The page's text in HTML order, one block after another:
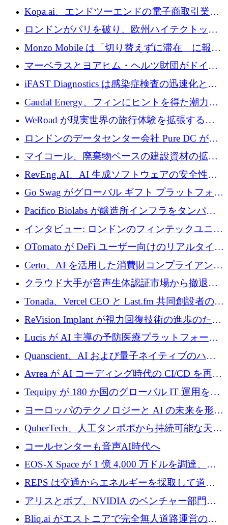
トラクチャ システムの拡張に 5,000 万ドルを
確保
Kopa.ai、エンドツーエンドの電子商取引業務
用の AI エージェントを構築するために 200
万ユーロを調達
ロンドンがパリを破り、欧州ハイテクトップ
の座を奪還
Monzo Mobile は「切り替えずに滞在」に報酬
を与える
マーベラスとヨアヒム・ヘルツ財団がドイツ
の商業化ギャップを埋めるために2,000万ユー
ロのディープテック基金を立ち上げる
iFAST Diagnostics は感染症検査の迅速化と抗
菌薬耐性への取り組みに 500 万ポンドを寄付
Caudal Energy、フィンにヒントを得た潮力発
電技術の規模拡大に向けて 430 万ポンドを調
WeRoad が現実世界の旅行体験を拡張するた
めに 5,800 万ドルを獲得
ロンドンのデータセンター会社 Pure DC が欧
州と中東の拡張に 27 億ドルを確保
マイコール、廃棄物ベースの建設資材の拡大
に400万ポンドを投資
RevEng.AI、AI 生成ソフトウェアの安全性を
確保するために 1,500 万ドルを調達
Go Swag がグローバル ギフト プラットフォー
ムを拡大するために 500 万ドルを調達
Pacifico Biolabs が醸造所インフラをタンパク
質生産に転換するために 700 万ユーロを調達
インタビュー: ロンドンのフィンテックユニコ
ーン Tide の CEO、オリバー・プリル氏
OTomato が DeFi ユーザー向けのリアルタイム
インテリジェンス レイヤーを構築するために
Improbable から 200 万ドルを調達
Certo、AI を活用した消費財コンプライアンス
プラットフォームのために 400 万ドルを調達
クラウド大手が音声生体認証市場から撤退す
るなか、Voxmindが54万6,000ポンドのプレシ
ード資金を調達
Tonada、Vercel CEO と Last.fm 共同創設者の支
援を受けてステルス撤退
ReVision Implant が視力回復技術の進歩のため
に 400 万ユーロを確保
Lucis が AI 主導の予防医療プラットフォーム
を拡大するためにシリーズ A で 2,000 万ドル
を調達
Quanscient、AI および量子ネイティブのハー
ドウェア エンジニアリングを推進するために
1,000 万ユーロを調達
Avrea が AI コーディング時代の CI/CD を再発
明するために 470 万ドルをかけてステルスか
ら浮上
Tequipy が 180 か国のグローバル IT 運用を自
動化するために 300 万ユーロ以上を調達
ヨーロッパのテクノロジーと AI の未来を形作
る: イノベーション リーダーが Nexus
Luxembourg 2026 に集まる理由
QuberTech、人工タンポポから持続可能な天然
ゴムを開発するために 340 万ポンドを調達
コールセンターも音声AI時代へ
EOS-X Space が 1 億 4,000 万ドルを調達、
Mistral が Emmi AI を買収、Bliq がエストニア
での完全無人道路運営を承認
REPS は交通からエネルギーを採取して道路
を発電所に変えるために 2,360 万ドルを調達
アリスとボブ、NVIDIA のベンチャー部門か
らの投資でシリーズ B を拡大
Bliq.ai がエストニアで完全無人道路運営の承